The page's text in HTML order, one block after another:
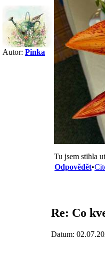
Autor: Pinka
Tu jsem stihla
Odpovědět•
Re: Co
Datum: